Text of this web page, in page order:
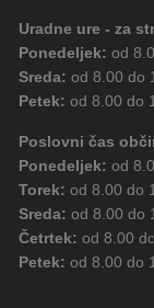
Uradne ure - za
Ponedeljek: od
Sreda: od 8.00 do
Petek: od 8.00 do
Poslovni čas
Ponedeljek: od
Torek: od 8.00 do
Sreda: od 8.00 do
Četrtek: od 8.00
Petek: od 8.00 do